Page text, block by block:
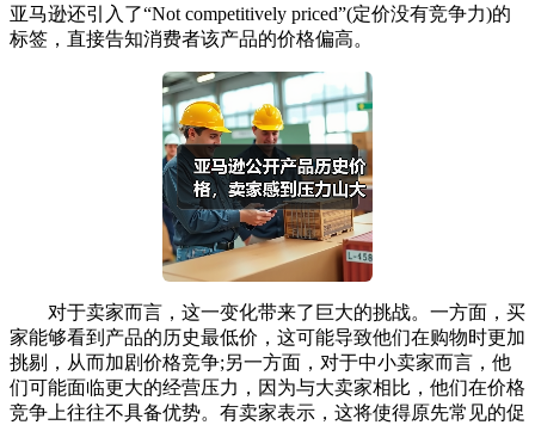
亚马逊还引入了“Not competitively priced”(定价没有竞争力)的
标签，直接告知消费者该产品的价格偏高。
对于卖家而言，这一变化带来了巨大的挑战。一方面，买
家能够看到产品的历史最低价，这可能导致他们在购物时更加
挑剔，从而加剧价格竞争;另一方面，对于中小卖家而言，他
们可能面临更大的经营压力，因为与大卖家相比，他们在价格
竞争上往往不具备优势。有卖家表示，这将使得原先常见的促